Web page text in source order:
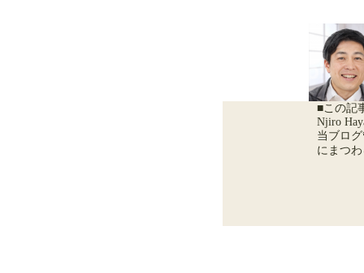
■この記
Njiro
当ブロ
にまつ